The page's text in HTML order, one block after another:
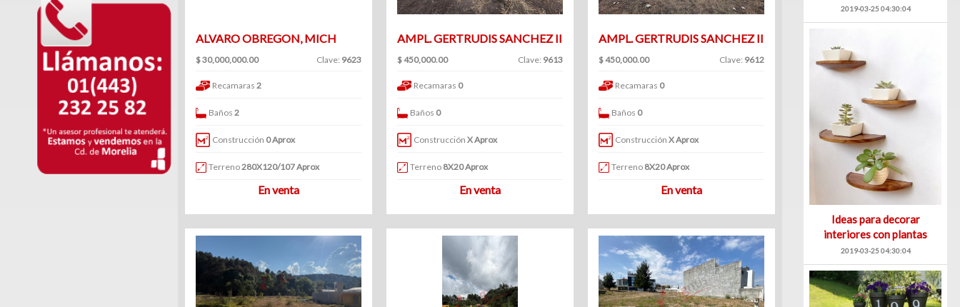
Departamentos
ALVARO OBREGON, MICH
$ 30,000,000.00 Clave: 9623
Recamaras 2
Baños2
Construcción 0 Aprox
Terreno280X120/107 Aprox
En venta
AMPL. GERTRUDIS SANCHEZ II
$ 450,000.00 Clave: 9613
Recamaras 0
Baños 0
Construcción X Aprox
Terreno 8X20 Aprox
En venta
AMPL. GERTRUDIS SANCHEZ II
$ 450,000.00 Clave: 9612
Recamaras 0
Baños 0
Construcción X Aprox
Terreno 8X20 Aprox
En venta
2019-03-25 04:30:04
Ideas para decorar
interiores con plantas
2019-03-25 04:30:04